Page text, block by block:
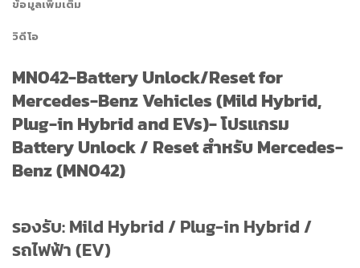
ข้อมูลเพิ่มเติม
วิดีโอ
MN042-Battery Unlock/Reset for
Mercedes-Benz Vehicles (Mild Hybrid,
Plug-in Hybrid and EVs)- โปรแกรม
Battery Unlock / Reset สำหรับ Mercedes-
Benz (MN042)
รองรับ: Mild Hybrid / Plug-in Hybrid /
รถไฟฟ้า (EV)